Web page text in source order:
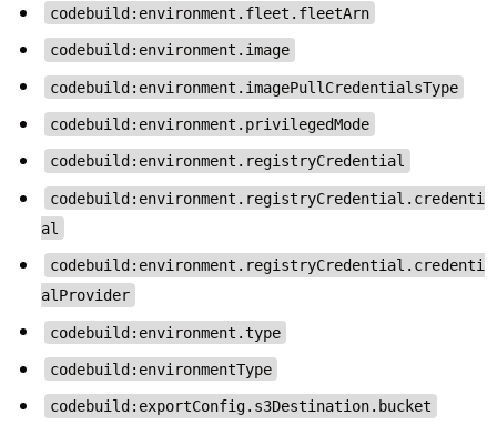
codebuild:environment.fleet.fleetArn
codebuild:environment.image
codebuild:environment.imagePullCredentialsType
codebuild:environment.privilegedMode
codebuild:environment.registryCredential
codebuild:environment.registryCredential.credenti
al
codebuild:environment.registryCredential.credenti
alProvider
codebuild:environment.type
codebuild:environmentType
codebuild:exportConfig.s3Destination.bucket